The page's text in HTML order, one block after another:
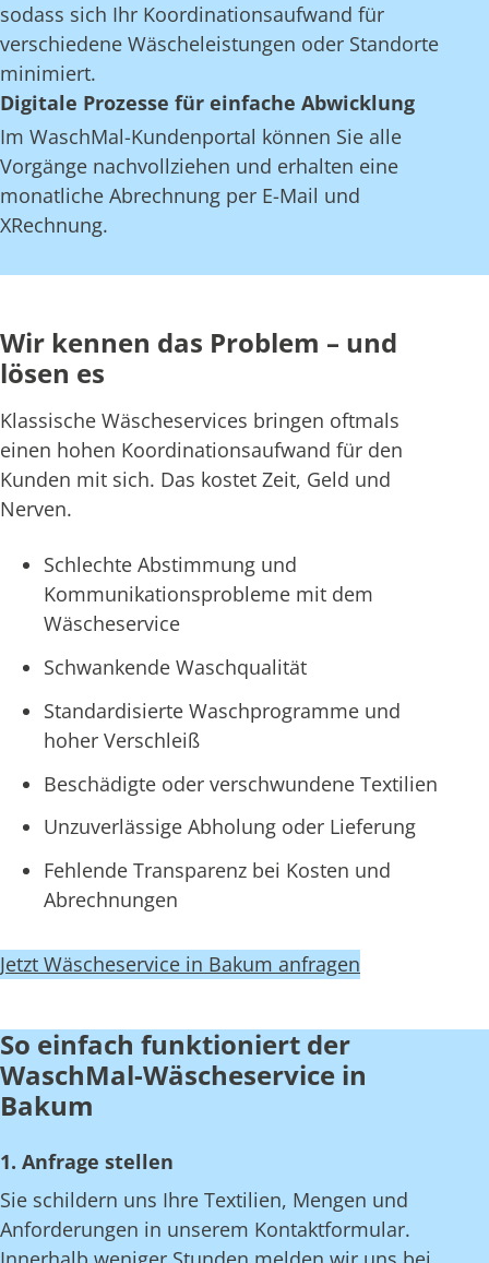
sodass sich Ihr Koordinationsaufwand für
verschiedene Wäscheleistungen oder Standorte
minimiert.
Digitale Prozesse für einfache Abwicklung
Im WaschMal-Kundenportal können Sie alle
Vorgänge nachvollziehen und erhalten eine
monatliche Abrechnung per E-Mail und
XRechnung.
Wir kennen das Problem – und
lösen es
Klassische Wäscheservices bringen oftmals
einen hohen Koordinationsaufwand für den
Kunden mit sich. Das kostet Zeit, Geld und
Nerven.
Schlechte Abstimmung und
Kommunikationsprobleme mit dem
Wäscheservice
Schwankende Waschqualität
Standardisierte Waschprogramme und
hoher Verschleiß
Beschädigte oder verschwundene Textilien
Unzuverlässige Abholung oder Lieferung
Fehlende Transparenz bei Kosten und
Abrechnungen
Jetzt Wäscheservice in Bakum anfragen
So einfach funktioniert der
WaschMal-Wäscheservice in
Bakum
1. Anfrage stellen
Sie schildern uns Ihre Textilien, Mengen und
Anforderungen in unserem Kontaktformular.